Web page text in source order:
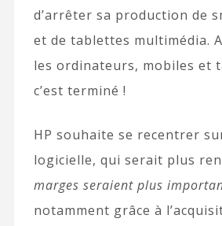
d’arrêter sa production de
et de tablettes multimédia.
les ordinateurs, mobiles et
c’est terminé !
HP souhaite se recentrer
logicielle, qui serait plus
marges seraient plus
notamment grâce à